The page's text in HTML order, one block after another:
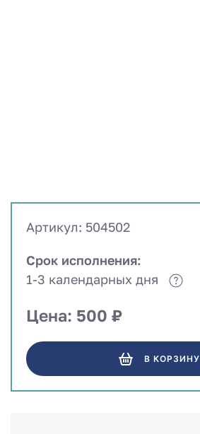
Артикул: 504502
Срок исполнения:
1-3 календарных дня
Цена: 500 ₽
В КОРЗИНУ